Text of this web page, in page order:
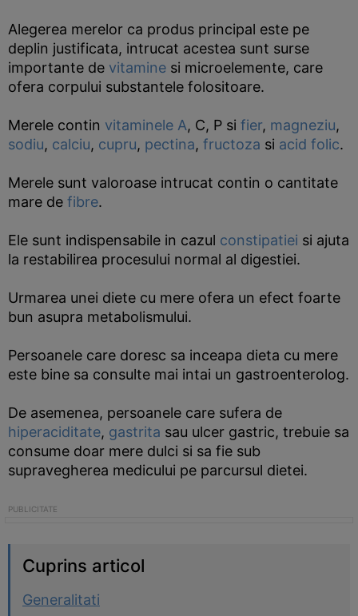
Alegerea merelor ca produs principal este pe
deplin justificata, intrucat acestea sunt surse
importante de vitamine si microelemente, care
ofera corpului substantele folositoare.
Merele contin vitaminele A, C, P si fier, magneziu,
sodiu, calciu, cupru, pectina, fructoza si acid folic.
Merele sunt valoroase intrucat contin o cantitate
mare de fibre.
Ele sunt indispensabile in cazul constipatiei si ajuta
la restabilirea procesului normal al digestiei.
Urmarea unei diete cu mere ofera un efect foarte
bun asupra metabolismului.
Persoanele care doresc sa inceapa dieta cu mere
este bine sa consulte mai intai un gastroenterolog.
De asemenea, persoanele care sufera de
hiperaciditate, gastrita sau ulcer gastric, trebuie sa
consume doar mere dulci si sa fie sub
supravegherea medicului pe parcursul dietei.
Cuprins articol
Generalitati